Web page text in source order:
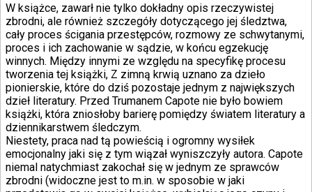
W książce, zawarł nie tylko dokładny opis rzeczywistej
zbrodni, ale również szczegóły dotyczącego jej śledztwa,
cały proces ścigania przestępców, rozmowy ze schwytanymi,
proces i ich zachowanie w sądzie, w końcu egzekucję
winnych. Między innymi ze względu na specyfikę procesu
tworzenia tej książki, Z zimną krwią uznano za dzieło
pionierskie, które do dziś pozostaje jednym z największych
dzieł literatury. Przed Trumanem Capote nie było bowiem
książki, która zniosłoby barierę pomiędzy światem literatury a
dziennikarstwem śledczym.
Niestety, praca nad tą powieścią i ogromny wysiłek
emocjonalny jaki się z tym wiązał wyniszczyły autora. Capote
niemal natychmiast zakochał się w jednym ze sprawców
zbrodni (widoczne jest to m.in. w sposobie w jaki